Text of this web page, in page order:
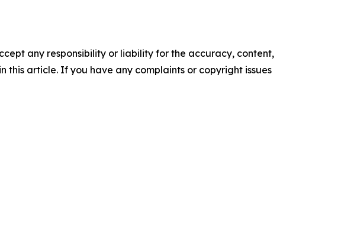
any responsibility or liability for the accuracy, content,
this article. If you have any complaints or copyright issues